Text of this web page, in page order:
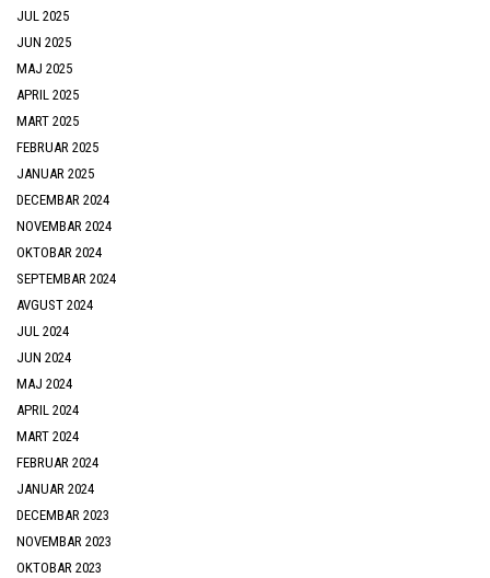
JUL 2025
JUN 2025
MAJ 2025
APRIL 2025
MART 2025
FEBRUAR 2025
JANUAR 2025
DECEMBAR 2024
NOVEMBAR 2024
OKTOBAR 2024
SEPTEMBAR 2024
AVGUST 2024
JUL 2024
JUN 2024
MAJ 2024
APRIL 2024
MART 2024
FEBRUAR 2024
JANUAR 2024
DECEMBAR 2023
NOVEMBAR 2023
OKTOBAR 2023